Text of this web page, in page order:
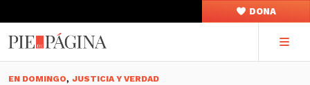
DONA
EN DOMINGO, JUSTICIA Y VERDAD